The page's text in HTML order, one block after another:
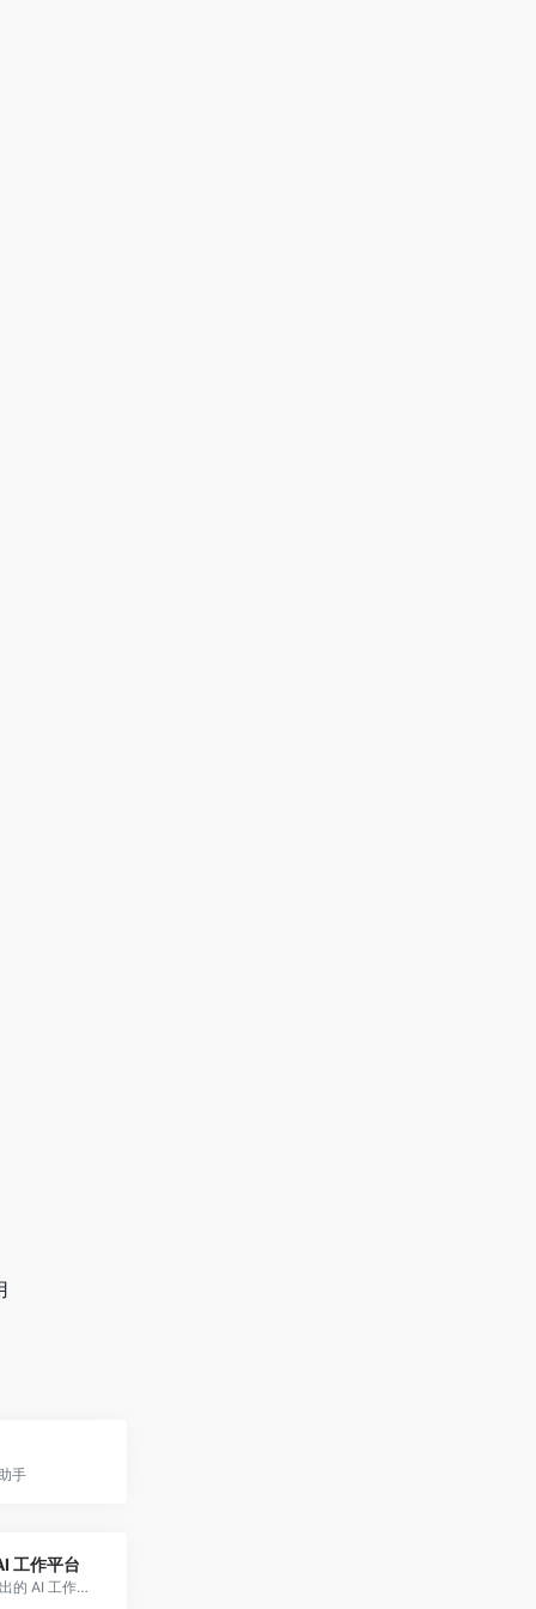
手
工作平台
悟空是钉钉推出的 AI 工作平台，基于通义大模型，通过对话式交互帮助你高效完成各类工作任务